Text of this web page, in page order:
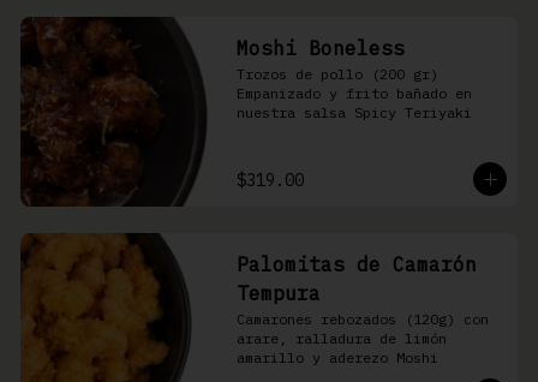
Moshi Boneless
Trozos de pollo (200 gr)
Empanizado y frito bañado en
nuestra salsa Spicy Teriyaki
$319.00
Palomitas de Camarón
Tempura
Camarones rebozados (120g) con
arare, ralladura de limón
amarillo y aderezo Moshi